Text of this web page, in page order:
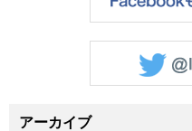
アーカイブ